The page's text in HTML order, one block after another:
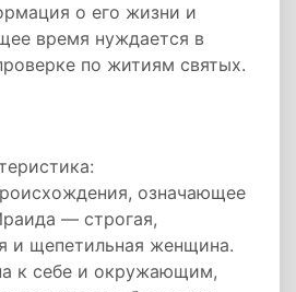
о его жизни и
время нуждается в
по житиям святых.
означающее
— строгая,
и щепетильная женщина.
к себе и окружающим,